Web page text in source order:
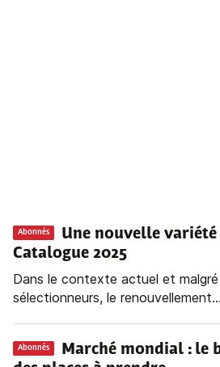
Abonnés
Une nouvelle
Catalogue 2025
Dans le contexte actuel et
sélectionneurs, le renouvellement...
Abonnés Marché mondial : le